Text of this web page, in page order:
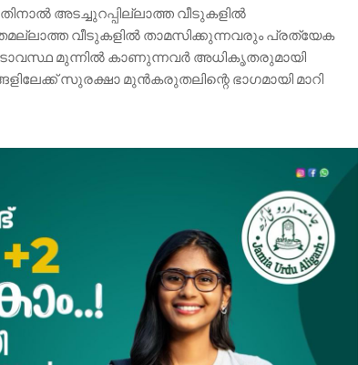
അടച്ചുറപ്പില്ലാത്ത വീടുകളിൽ
വീടുകളിൽ താമസിക്കുന്നവരും പ്രത്യേക
മുന്നിൽ കാണുന്നവർ അധികൃതരുമായി
സുരക്ഷാ മുൻകരുതലിന്റെ ഭാഗമായി മാറി